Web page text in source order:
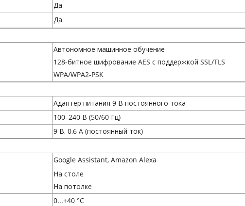
Да
Да
Автономное машинное обучение
128-битное шифрование AES с поддержкой SSL/TLS
WPA/WPA2-PSK
Адаптер питания 9 В постоянного тока
100–240 В (50/60 Гц)
9 В, 0,6 А (постоянный ток)
Google Assistant, Amazon Alexa
На столе
На потолке
0...+40 °C